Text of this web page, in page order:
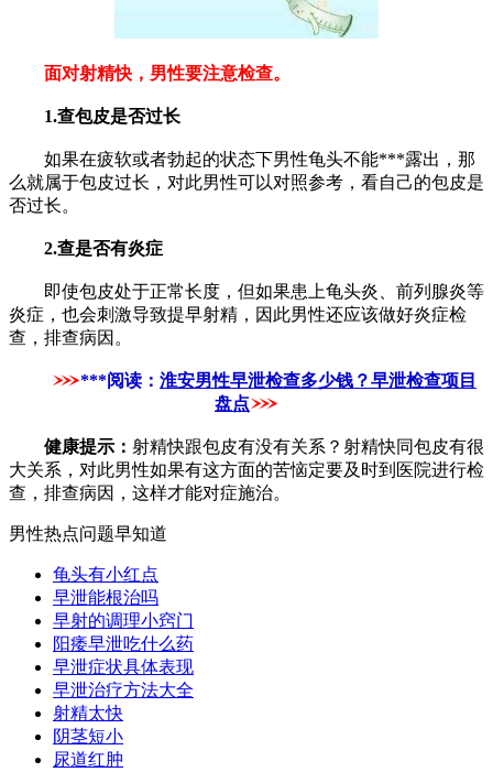
面对射精快，男性要注意检查。
1.查包皮是否过长
如果在疲软或者勃起的状态下男性龟头不能***露出，那
么就属于包皮过长，对此男性可以对照参考，看自己的包皮是
否过长。
2.查是否有炎症
即使包皮处于正常长度，但如果患上龟头炎、前列腺炎等
炎症，也会刺激导致提早射精，因此男性还应该做好炎症检
查，排查病因。
***阅读： 淮安男性早泄检查多少钱？早泄检查项目
盘点
健康提示： 射精快跟包皮有没有关系？射精快同包皮有很
大关系，对此男性如果有这方面的苦恼定要及时到医院进行检
查，排查病因，这样才能对症施治。
男性热点问题早知道
龟头有小红点
早泄能根治吗
早射的调理小窍门
阳痿早泄吃什么药
早泄症状具体表现
早泄治疗方法大全
射精太快
阴茎短小
尿道红肿